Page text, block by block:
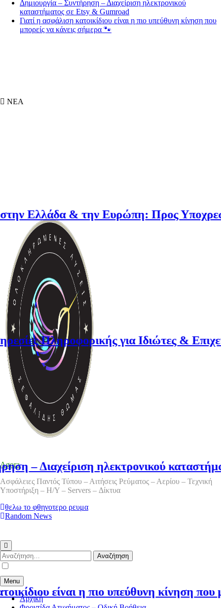
Γιατί η ασφάλιση κατοικίδιου είναι η πιο υπεύθυνη κίνηση που
μπορείς να κάνεις σήμερα 🐾
Agora
Ασφάλειες Παντός Τύπου – Αιτήσεις Ρεύματος – Αερίου – Τεχνική
Υποστήριξη – Η/Υ – Servers – Δίκτυα
θελω το φθηνοτερο ρευμα
Random News
Αναζήτηση
για:
Menu
Αρχική
ΝΕΑ
Ελλάδα & την Ευρώπη: Προς
Πληροφορικής για Ιδιώτες &
– Διαχείριση ηλεκτρονικού
είναι η πιο υπεύθυνη κίνηση που